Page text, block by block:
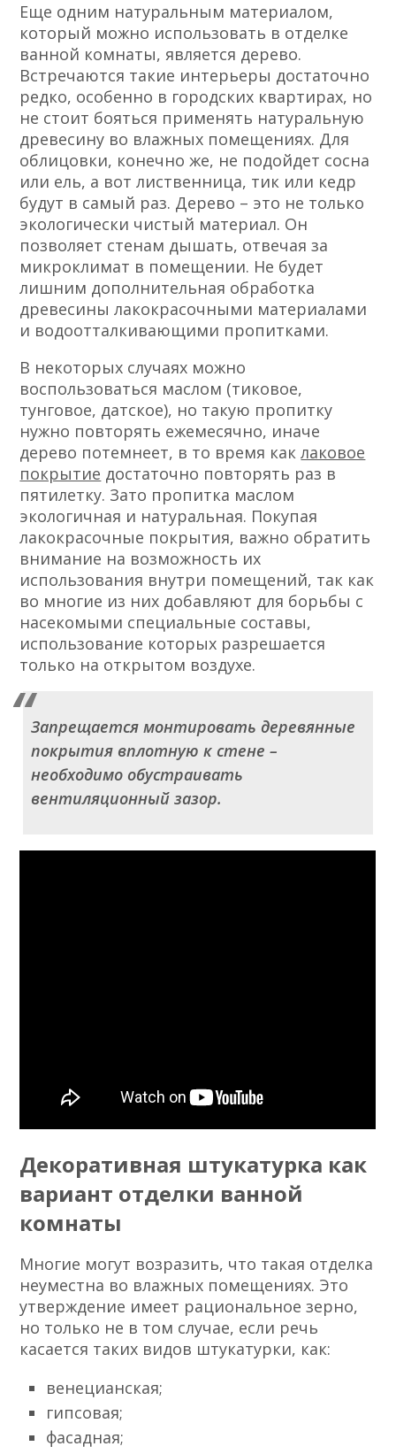
Еще одним натуральным материалом,
который можно использовать в отделке
ванной комнаты, является дерево.
Встречаются такие интерьеры достаточно
редко, особенно в городских квартирах, но
не стоит бояться применять натуральную
древесину во влажных помещениях. Для
облицовки, конечно же, не подойдет сосна
или ель, а вот лиственница, тик или кедр
будут в самый раз. Дерево – это не только
экологически чистый материал. Он
позволяет стенам дышать, отвечая за
микроклимат в помещении. Не будет
лишним дополнительная обработка
древесины лакокрасочными материалами
и водоотталкивающими пропитками.
В некоторых случаях можно
воспользоваться маслом (тиковое,
тунговое, датское), но такую пропитку
нужно повторять ежемесячно, иначе
дерево потемнеет, в то время каклаковое
покрытие достаточно повторять раз в
пятилетку. Зато пропитка маслом
экологичная и натуральная. Покупая
лакокрасочные покрытия, важно обратить
внимание на возможность их
использования внутри помещений, так как
во многие из них добавляют для борьбы с
насекомыми специальные составы,
использование которых разрешается
только на открытом воздухе.
Запрещается монтировать деревянные
покрытия вплотную к стене –
необходимо обустраивать
вентиляционный зазор.
Декоративная штукатурка как
вариант отделки ванной
комнаты
Многие могут возразить, что такая отделка
неуместна во влажных помещениях. Это
утверждение имеет рациональное зерно,
но только не в том случае, если речь
касается таких видов штукатурки, как:
венецианская;
гипсовая;
фасадная;